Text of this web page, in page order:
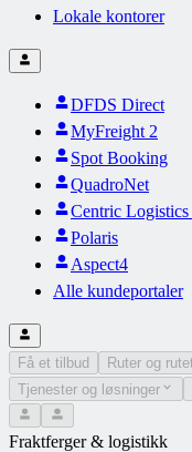
Lokale kontorer
DFDS Direct
MyFreight 2
Spot Booking
QuadroNet
Centric Logistics
Polaris
Aspect4
Alle kundeportaler
Få et tilbud Ruter og
Tjenester og løsninger
Fraktferger & logistikk